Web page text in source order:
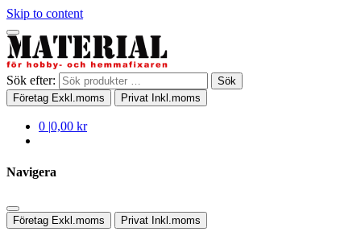
Skip to content
Sök efter:
Sök
Företag Exkl.moms Privat Inkl.moms
0 |0,00 kr
Navigera
Företag Exkl.moms Privat Inkl.moms